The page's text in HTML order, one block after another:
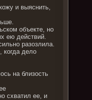
и выяснить,
объекте, но
ею действий.
разозлила.
когда дело
на близость
схватил ее, и